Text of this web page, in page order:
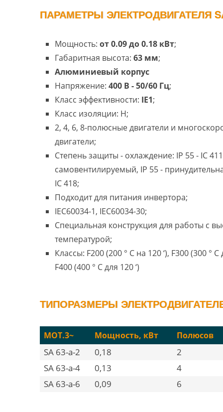
ПАРАМЕТРЫ ЭЛЕКТРОДВИГАТЕЛЯ
Мощность: от 0.09 до 0.18 кВт;
Габаритная высота: 63 мм;
Алюминиевый корпус
Напряжение: 400 В - 50/60 Гц;
Класс эффективности: IE1;
Класс изоляции: H;
2, 4, 6, 8-полюсные двигатели и
двигатели;
Степень защиты - охлаждение: IP 55 - IC 411
самовентилируемый, IP 55 -
IC 418;
Подходит для питания инвертора;
IEC60034-1, IEC60034-30;
Специальная конструкция для работы с
температурой;
Классы: F200 (200 ° C на 120 ‘), F300 (300 ° C
F400 (400 ° C для 120 ‘)
ТИПОРАЗМЕРЫ
MOT.3~ Мощность, кВт Полюсов
SA 63-a-2 0,18
2
SA 63-a-4
0,13
4
SA 63-a-6
0,09 6